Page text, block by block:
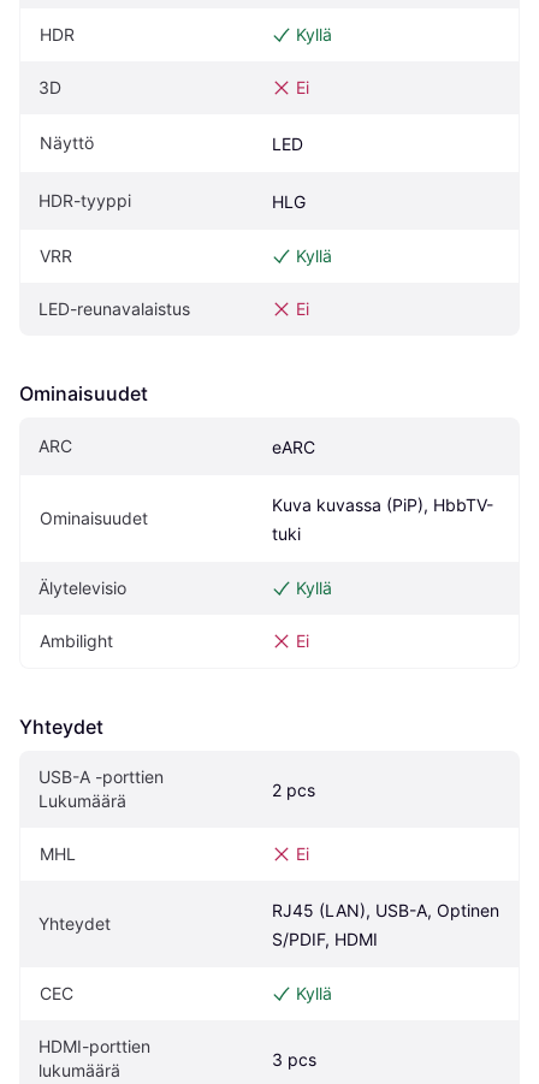
HDR Kyllä
3D Ei
Näyttö LED
HDR-tyyppi HLG
VRR Kyllä
LED-reunavalaistus Ei
Ominaisuudet
ARC eARC
Ominaisuudet
Kuva kuvassa (PiP), HbbTV-
tuki
Älytelevisio Kyllä
Ambilight Ei
Yhteydet
USB-A -porttien
Lukumäärä
2 pcs
MHL Ei
Yhteydet
RJ45 (LAN), USB-A, Optinen
S/PDIF, HDMI
CEC Kyllä
HDMI-porttien
lukumäärä
3 pcs